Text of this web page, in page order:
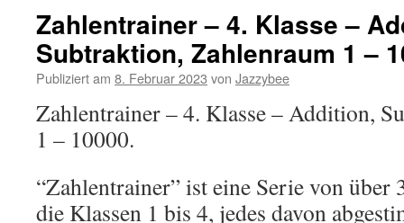
Zahlentrainer – 4. Klasse –
Subtraktion, Zahlenraum 1 –
Publiziert am 8. Februar 2023 von Jazzybee
Zahlentrainer – 4. Klasse – Addition,
1 – 10000.
“Zahlentrainer” ist eine Serie von
die Klassen 1 bis 4, jedes davon